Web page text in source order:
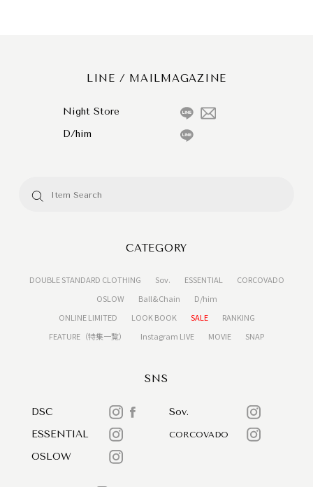
LINE / MAILMAGAZINE
Night Store
D/him
CATEGORY
DOUBLE STANDARD CLOTHING Sov. ESSENTIAL
CORCOVADO
OSLOW
Ball&Chain
D/him
ONLINE LIMITED
LOOK BOOK SALE
RANKING
FEATURE（特集一覧）
Instagram LIVE MOVIE SNAP
SNS
DSC
Sov.
ESSENTIAL
CORCOVADO
OSLOW